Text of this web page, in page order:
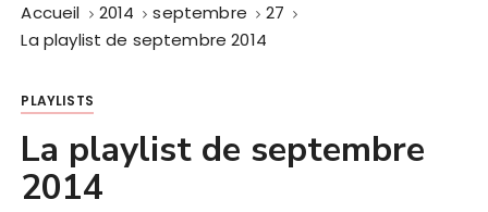
Accueil 2014 septembre
27
La playlist de septembre 2014
PLAYLISTS
La playlist de septembre
2014